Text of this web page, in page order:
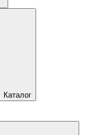
Каталог